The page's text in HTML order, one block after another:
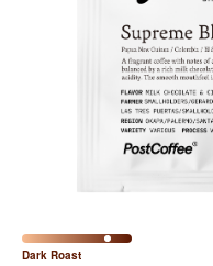
ドリップバッグ
コーヒーセット
ミルク・フード類
アクセサリ
CFFBNS
Dark Roast